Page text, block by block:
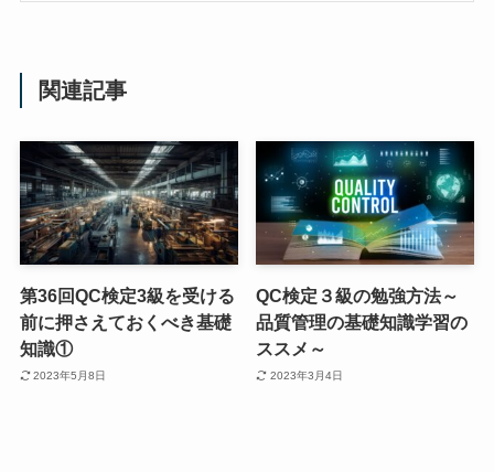
関連記事
第36回QC検定3級を受ける
前に押さえておくべき基礎
知識①
2023年5月8日
QC検定３級の勉強方法～
品質管理の基礎知識学習の
ススメ～
2023年3月4日